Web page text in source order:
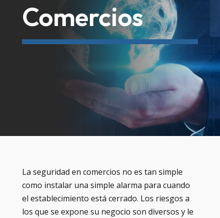
Comercios
La seguridad en comercios no es tan simple
como instalar una simple alarma para cuando
el establecimiento está cerrado. Los riesgos a
los que se expone su negocio son diversos y le